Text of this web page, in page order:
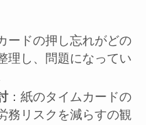
ードの押し忘れがどの
理し、問題になってい
：紙のタイムカードの
務リスクを減らすの観